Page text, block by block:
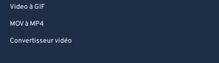
Video à GIF
MOV à MP4
Convertisseur vidéo